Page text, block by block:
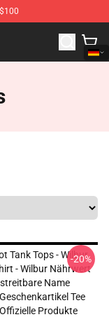
Merchandise
Tank Tops - Wilbur
- Wilbur Nährwert
Name
Tee
Produkte
-20%